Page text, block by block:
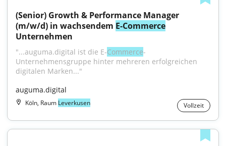
(Senior) Growth & Performance Manager
(m/w/d) in wachsendem E-Commerce
Unternehmen
"...auguma.digital ist die E-Commerce-
Unternehmensgruppe hinter mehreren erfolgreichen
digitalen Marken..."
auguma.digital
Köln, Raum Leverkusen Vollzeit